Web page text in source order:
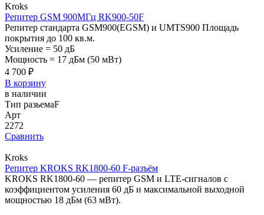
Kroks
Репитер GSM 900МГц RK900-50F
Репитер стандарта GSM900(EGSM) и UMTS900 Площадь
покрытия до 100 кв.м.
Усиление = 50 дБ
Мощность = 17 дБм (50 мВт)
4 700 ₽
В корзину
в наличии
Тип разьемаF
Арт
2272
Сравнить
Kroks
Репитер KROKS RK1800-60 F-разъём
KROKS RK1800-60 — репитер GSM и LTE-сигналов с
коэффициентом усиления 60 дБ и максимальной выходной
мощностью 18 дБм (63 мВт).